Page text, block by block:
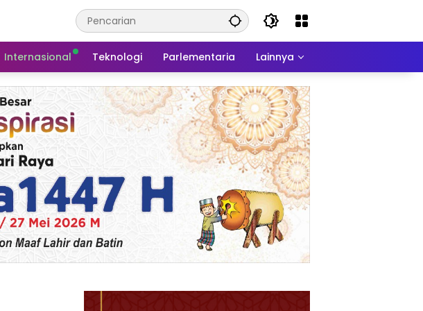
Internasional Teknologi Parlementaria Lainnya